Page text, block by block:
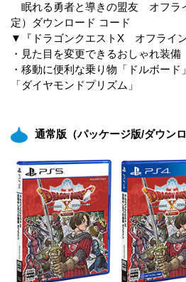
眠れる勇者と導きの盟友 オフラ
定）ダウンロード コード
▼『ドラゴンクエストX オフライ
・見た目を変更できるおしゃれ装備
・移動に便利な乗り物「ドルボー
「ダイヤモンドプリズム」
通常版（パッケージ版/ダウンロ